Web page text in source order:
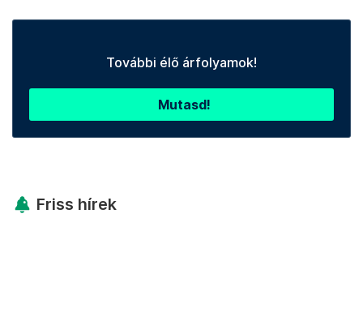
További élő árfolyamok!
Mutasd!
Friss hírek